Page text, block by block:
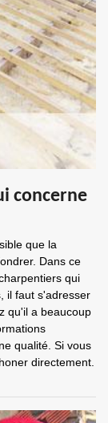
concerne
que la
Dans ce
qui
il faut s'adresser
qu'il a beaucoup
qualité. Si vous
directement.